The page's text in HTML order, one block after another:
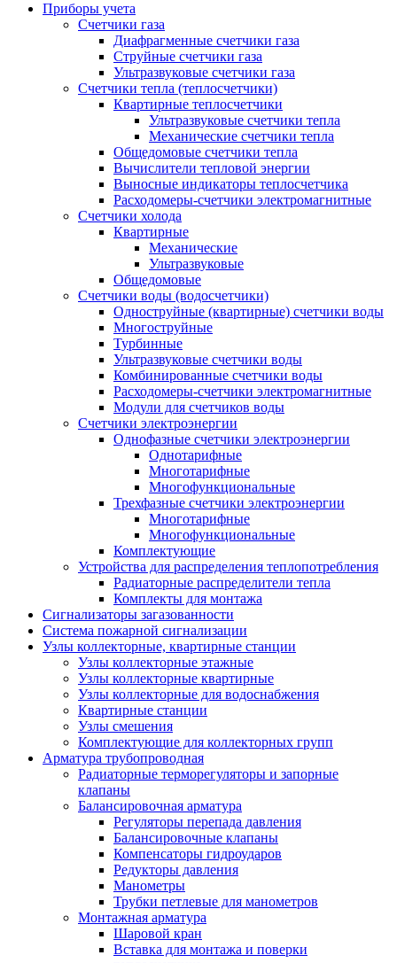
Приборы учета
Счетчики газа
Диафрагменные счетчики газа
Струйные счетчики газа
Ультразвуковые счетчики газа
Счетчики тепла (теплосчетчики)
Квартирные теплосчетчики
Ультразвуковые счетчики тепла
Механические счетчики тепла
Общедомовые счетчики тепла
Вычислители тепловой энергии
Выносные индикаторы теплосчетчика
Расходомеры-счетчики электромагнитные
Счетчики холода
Квартирные
Механические
Ультразвуковые
Общедомовые
Счетчики воды (водосчетчики)
Одноструйные (квартирные) счетчики воды
Многоструйные
Турбинные
Ультразвуковые счетчики воды
Комбинированные счетчики воды
Расходомеры-счетчики электромагнитные
Модули для счетчиков воды
Счетчики электроэнергии
Однофазные счетчики электроэнергии
Однотарифные
Многотарифные
Многофункциональные
Трехфазные счетчики электроэнергии
Многотарифные
Многофункциональные
Комплектующие
Устройства для распределения теплопотребления
Радиаторные распределители тепла
Комплекты для монтажа
Сигнализаторы загазованности
Система пожарной сигнализации
Узлы коллекторные, квартирные станции
Узлы коллекторные этажные
Узлы коллекторные квартирные
Узлы коллекторные для водоснабжения
Квартирные станции
Узлы смешения
Комплектующие для коллекторных групп
Арматура трубопроводная
Радиаторные терморегуляторы и запорные
клапаны
Балансировочная арматура
Регуляторы перепада давления
Балансировочные клапаны
Компенсаторы гидроударов
Редукторы давления
Манометры
Трубки петлевые для манометров
Монтажная арматура
Шаровой кран
Вставка для монтажа и поверки